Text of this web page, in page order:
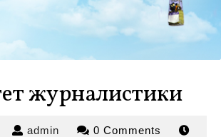
журналистики
06.11.2015
admin admin 0 Comments